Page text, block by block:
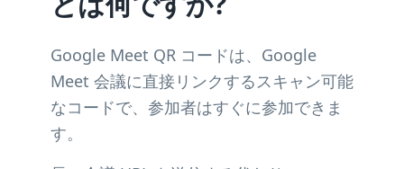
Google Meet QR コードは、Google
Meet 会議に直接リンクするスキャン可能
なコードで、参加者はすぐに参加できま
す。